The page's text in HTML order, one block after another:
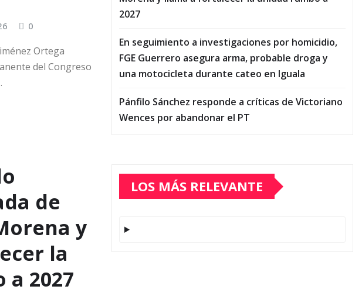
0
Ortega
del Congreso
de
y
la
2027
2027
En seguimiento a investigaciones por homicidio,
FGE Guerrero asegura arma, probable droga y
una motocicleta durante cateo en Iguala
Pánfilo Sánchez responde a críticas de Victoriano
Wences por abandonar el PT
LOS MÁS RELEVANTE